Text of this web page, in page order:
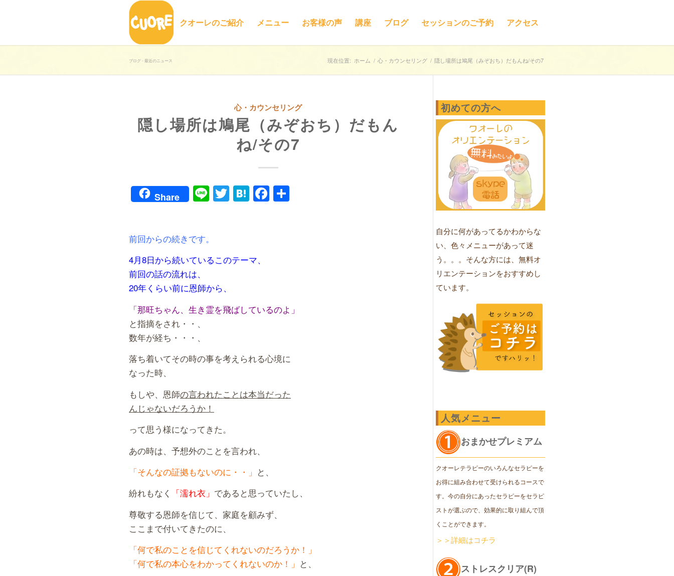
クオーレのご紹介 メニュー お客様の声 講座 ブログ セッションのご予約 アクセス
ブログ - 最近のニュース 現在位置: ホーム / 心・カウンセリング / 隠し場所は鳩尾（みぞおち）だもんね/その7
心・カウンセリング
隠し場所は鳩尾（みぞおち）だもん
ね/その7
Share LineTwitter
HatenaFacebook
前回からの続きです。
4月8日から続いているこのテーマ、
前回の話の流れは、
20年くらい前に恩師から、
「那旺ちゃん、生き霊を飛ばしているのよ」
と指摘をされ・・、
数年が経ち・・・、
落ち着いてその時の事を考えられる心境に
なった時、
もしや、恩師の言われたことは本当だった
んじゃないだろうか！
って思う様になってきた。
あの時は、予想外のことを言われ、
「そんなの証拠もないのに・・」 と、
紛れもなく
「濡れ衣」 であると思っていたし、
尊敬する恩師を信じて、家庭を顧みず、
ここまで付いてきたのに、
「何で私のことを信じてくれないのだろうか！」
「何で私の本心をわかってくれないのか！」 と、
初めての方へ
自分に何があってるかわからな
い、色々メニューがあって迷
う。。。そんな方には、無料オ
リエンテーションをおすすめし
ています。
人気メニュー
おまかせプレミアム
クオーレテラピーのいろんなセラピーを
お得に組み合わせて受けられるコースで
す。今の自分にあったセラピーをセラピ
ストが選ぶので、効果的に取り組んで頂
くことができます。
＞＞詳細はコチラ
ストレスクリア(R)